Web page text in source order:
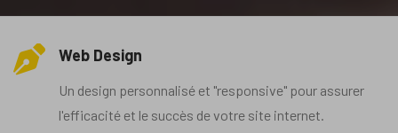
Web Design
Un design personnalisé et "responsive" pour assurer
l'efficacité et le succès de votre site internet.